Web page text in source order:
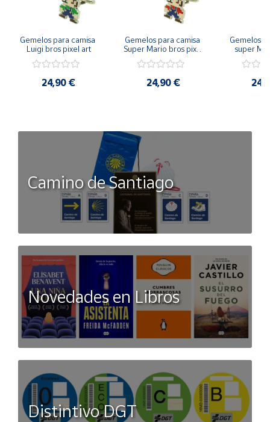
Gemelos para camisa
Luigi bros pixel art
24,90 €
Gemelos para camisa
Super Mario bros pixel
art
24,90 €
Gemelos
super
Luigi
Camino de Santiago
Novedades en Libros
Distintivo DGT